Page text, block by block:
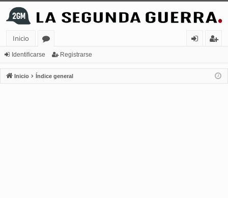
Inicio
or
os
nt
ifi
ist
ra
Identificarse Registrarse
Inicio Índice general